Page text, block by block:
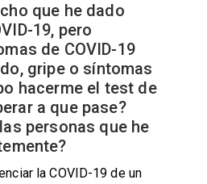
que he dado
19, pero
de COVID-19
gripe o síntomas
hacerme el test de
a que pase?
personas que he
la COVID-19 de un